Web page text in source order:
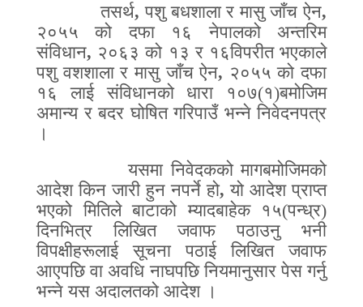
तसर्थ,पशु बधशाला र मासु जाँच ऐन,
२०५५ को दफा १६ नेपालको अन्तरिम
संविधान, २०६३ को १३ र १६विपरीत भएकाले
पशु वशशाला र मासु जाँच ऐन, २०५५ को दफा
१६ लाई संविधानको धारा १०७(१)बमोजिम
अमान्य र बदर घोषित गरिपाउँ भन्ने निवेदनपत्र
।
यसमा निवेदकको मागबमोजिमको
आदेश किन जारी हुन नपर्ने हो,यो आदेश प्राप्त
भएको मितिले बाटाको म्यादबाहेक १५(पन्ध्र)
दिनभित्र लिखित जवाफ पठाउनु भनी
विपक्षीहरूलाई सूचना पठाई लिखित जवाफ
आएपछि वा अवधि नाघपछि नियमानुसार पेस गर्नु
भन्ने यस अदालतको आदेश ।